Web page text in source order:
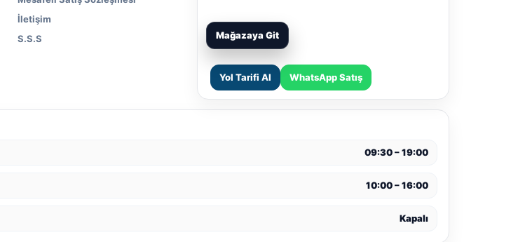
İletişim
S.S.S
Mağazaya Git
Yol Tarifi Al WhatsApp Satış
09:30 – 19:00
10:00 – 16:00
Kapalı